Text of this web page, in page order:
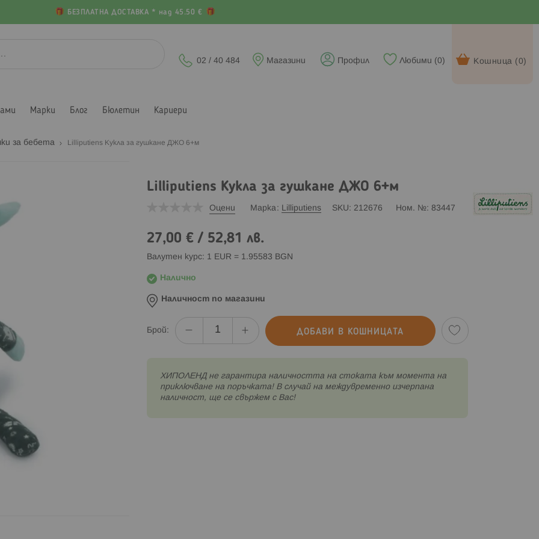
БЕЗПЛАТНА ДОСТАВКА * над 45.50 €
Кошница (0)
Любими (0)
Профил
Магазини
02 / 40 484
Марки Блог Бюлетин Кариери
за бебета Lilliputiens Кукла за гушкане ДЖО 6+м
Lilliputiens Кукла за гушкане ДЖО 6+м
Оцени Марка Lilliputiens SKU 212676 Ном. № 83447
27,00 €/ 52,81 лв.
Валутен курс: 1 EUR = 1.95583 BGN
Налично
Наличност по магазини
Брой: ДОБАВИ В КОШНИЦАТА
XИПОЛЕНД не гарантира наличността на стоката към момента на
приключване на поръчката! В случай на междувременно изчерпана
наличност, ще се свържем с Вас!